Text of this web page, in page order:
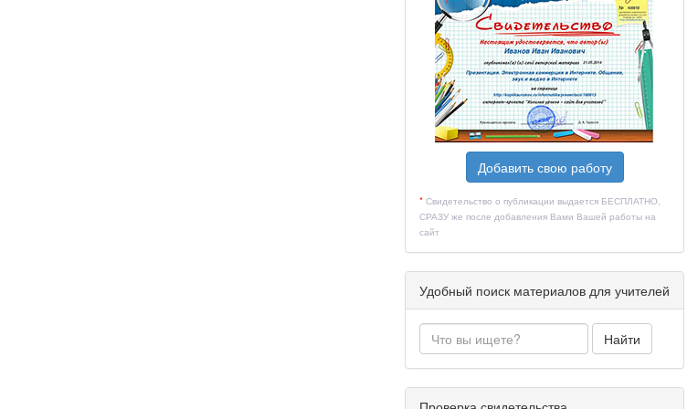
Добавить свою работу
* Свидетельство о публикации выдается БЕСПЛАТНО,
СРАЗУ же после добавления Вами Вашей работы на
сайт
Удобный поиск материалов для учителей
Найти